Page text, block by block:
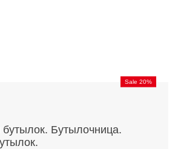
Sale 20%
Бутылочница.